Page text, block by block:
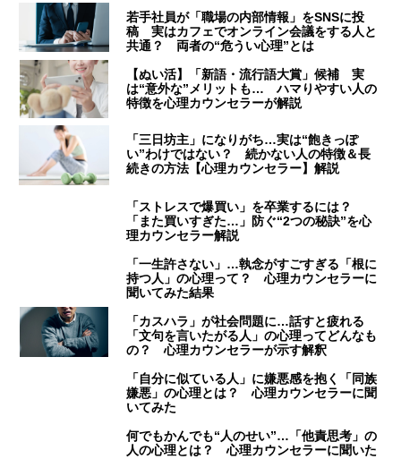
若手社員が「職場の内部情報」をSNSに投
稿 実はカフェでオンライン会議をする人と
共通？ 両者の“危うい心理”とは
【ぬい活】「新語・流行語大賞」候補 実
は“意外な”メリットも… ハマりやすい人の
特徴を心理カウンセラーが解説
「三日坊主」になりがち…実は“飽きっぽ
い”わけではない？ 続かない人の特徴＆長
続きの方法【心理カウンセラー】解説
「ストレスで爆買い」を卒業するには？
「また買いすぎた…」防ぐ“2つの秘訣”を心
理カウンセラー解説
「一生許さない」…執念がすごすぎる「根に
持つ人」の心理って？ 心理カウンセラーに
聞いてみた結果
「カスハラ」が社会問題に…話すと疲れる
「文句を言いたがる人」の心理ってどんなも
の？ 心理カウンセラーが示す解釈
「自分に似ている人」に嫌悪感を抱く「同族
嫌悪」の心理とは？ 心理カウンセラーに聞
いてみた
何でもかんでも“人のせい”…「他責思考」の
人の心理とは？ 心理カウンセラーに聞いた